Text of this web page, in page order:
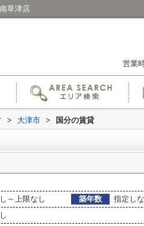
草津店
営業
> 大津市 > 国分の賃貸
～上限なし 築年数
指定し